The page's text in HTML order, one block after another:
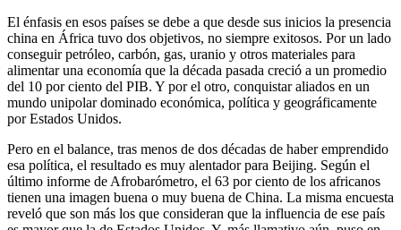
El énfasis en esos países se debe a que desde sus inicios la presencia
china en África tuvo dos objetivos, no siempre exitosos. Por un lado
conseguir petróleo, carbón, gas, uranio y otros materiales para
alimentar una economía que la década pasada creció a un promedio
del 10 por ciento del PIB. Y por el otro, conquistar aliados en un
mundo unipolar dominado económica, política y geográficamente
por Estados Unidos.
Pero en el balance, tras menos de dos décadas de haber emprendido
esa política, el resultado es muy alentador para Beijing. Según el
último informe de Afrobarómetro, el 63 por ciento de los africanos
tienen una imagen buena o muy buena de China. La misma encuesta
reveló que son más los que consideran que la influencia de ese país